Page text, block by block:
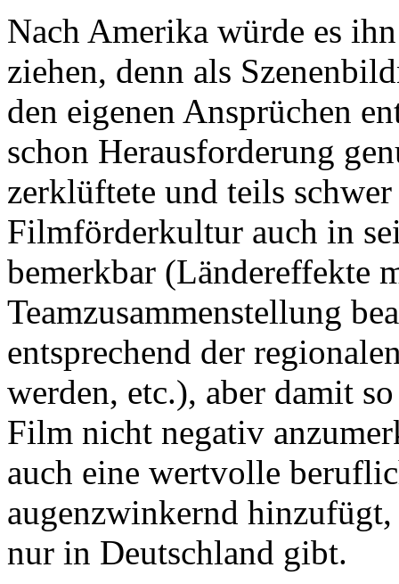
Nach Amerika würde es
ziehen, denn als
den eigenen Ansprüchen
schon Herausforderung
zerklüftete und teils
Filmförderkultur auch in
bemerkbar (Ländereffekte
Teamzusammenstellung
entsprechend der
werden, etc.), aber damit
Film nicht negativ
auch eine wertvolle
augenzwinkernd
nur in Deutschland gibt.